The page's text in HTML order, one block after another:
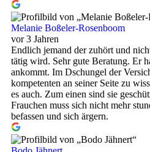
Melanie Boßeler-Rosenboom
vor 3 Jahren
Endlich jemand der zuhört und
tätig wird. Sehr gute Beratung. Er
ankommt. Im Dschungel der
kompetenten an seiner Seite zu
es auch. Zum einen sind sie
Frauchen muss sich nicht mehr
befassen und sich ärgern.